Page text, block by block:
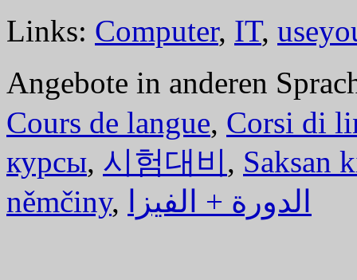
Links: Computer, IT,
Angebote in anderen
Cours de langue, Corsi di
курсы, 시험대비, Saksan
němčiny, الدورة + الفيزا